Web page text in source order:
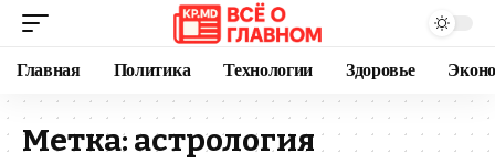
Главная Политика Технологии Здоровье
Метка: астрология